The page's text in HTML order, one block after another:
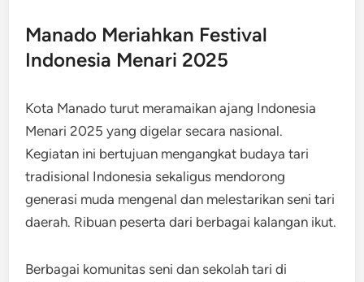
Manado Meriahkan Festival
Indonesia Menari 2025
Kota Manado turut meramaikan ajang Indonesia
Menari 2025 yang digelar secara nasional.
Kegiatan ini bertujuan mengangkat budaya tari
tradisional Indonesia sekaligus mendorong
generasi muda mengenal dan melestarikan seni tari
daerah. Ribuan peserta dari berbagai kalangan ikut.
Berbagai komunitas seni dan sekolah tari di